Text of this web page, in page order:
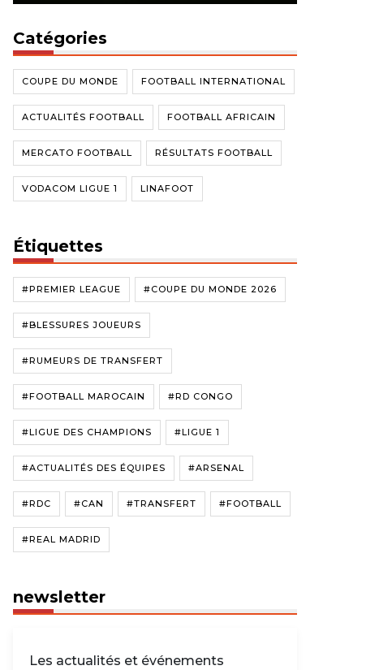
Catégories
COUPE DU MONDE FOOTBALL INTERNATIONAL
ACTUALITÉS FOOTBALL FOOTBALL AFRICAIN
MERCATO FOOTBALL RÉSULTATS FOOTBALL
VODACOM LIGUE 1 LINAFOOT
Étiquettes
#PREMIER LEAGUE #COUPE DU MONDE 2026
#BLESSURES JOUEURS
#RUMEURS DE TRANSFERT
#FOOTBALL MAROCAIN #RD CONGO
#LIGUE DES CHAMPIONS #LIGUE 1
#ACTUALITÉS DES ÉQUIPES #ARSENAL
#RDC #CAN #TRANSFERT #FOOTBALL
#REAL MADRID
newsletter
Les actualités et événements